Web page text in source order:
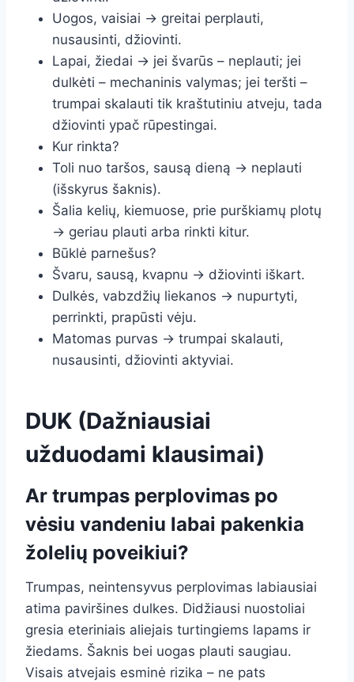
Uogos, vaisiai → greitai perplauti,
nusausinti, džiovinti.
Lapai, žiedai → jei švarūs – neplauti; jei
dulkėti – mechaninis valymas; jei teršti –
trumpai skalauti tik kraštutiniu atveju, tada
džiovinti ypač rūpestingai.
Kur rinkta?
Toli nuo taršos, sausą dieną → neplauti
(išskyrus šaknis).
Šalia kelių, kiemuose, prie purškiamų plotų
→ geriau plauti arba rinkti kitur.
Būklė parnešus?
Švaru, sausą, kvapnu → džiovinti iškart.
Dulkės, vabzdžių liekanos → nupurtyti,
perrinkti, prapūsti vėju.
Matomas purvas → trumpai skalauti,
nusausinti, džiovinti aktyviai.
DUK (Dažniausiai
užduodami klausimai)
Ar trumpas perplovimas po
vėsiu vandeniu labai pakenkia
žolelių poveikiui?
Trumpas, neintensyvus perplovimas labiausiai
atima paviršines dulkes. Didžiausi nuostoliai
gresia eteriniais aliejais turtingiems lapams ir
žiedams. Šaknis bei uogas plauti saugiau.
Visais atvejais esminė rizika – ne pats